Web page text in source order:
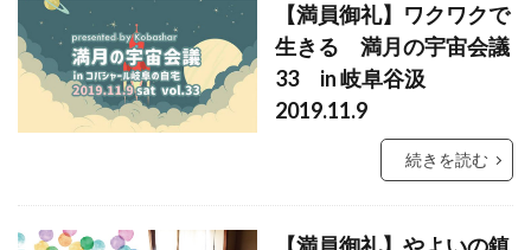
【満員御礼】ワクワクで
生きる 満月の宇宙会議
33 in 岐阜谷汲
2019.11.9
続きを読む
祓い
覚醒の学校 農業
金沢市
鎮魂
非二元
検索